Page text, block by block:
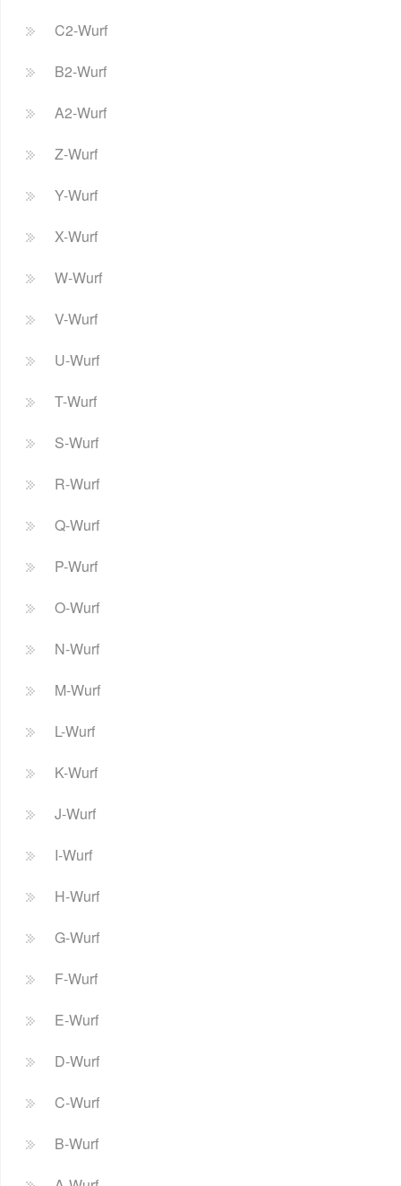
C2-Wurf
B2-Wurf
A2-Wurf
Z-Wurf
Y-Wurf
X-Wurf
W-Wurf
V-Wurf
U-Wurf
T-Wurf
S-Wurf
R-Wurf
Q-Wurf
P-Wurf
O-Wurf
N-Wurf
M-Wurf
L-Wurf
K-Wurf
J-Wurf
I-Wurf
H-Wurf
G-Wurf
F-Wurf
E-Wurf
D-Wurf
C-Wurf
B-Wurf